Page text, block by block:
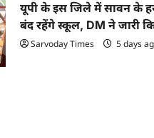
यूपी के इस जिले में सावन के
बंद रहेंगे स्कूल, DM ने जारी
Sarvoday Times 5 days